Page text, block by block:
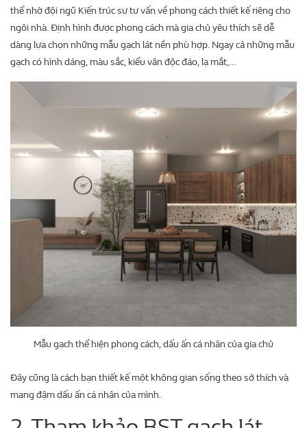
thể nhờ đội ngũ Kiến trúc sư tư vấn về phong cách thiết kế riêng cho
ngôi nhà. Định hình được phong cách mà gia chủ yêu thích sẽ dễ
dàng lựa chọn những mẫu gạch lát nền phù hợp. Ngay cả những mẫu
gạch có hình dáng, màu sắc, kiểu vân độc đáo, lạ mắt,…
Mẫu gạch thể hiện phong cách, dấu ấn cá nhân của gia chủ
Đây cũng là cách bạn thiết kế một không gian sống theo sở thích và
mang đậm dấu ấn cá nhân của mình.